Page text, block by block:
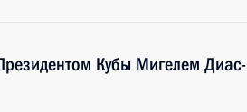
Кубы Мигелем Диас-